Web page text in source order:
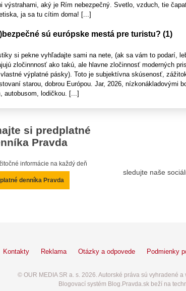
výstrahami, aký je Rím nebezpečný. Svetlo, vzduch, tie
ja sa tu cítim doma! [...]
sú európske mestá pre turistu? (1)
si pekne vyhľadajte sami na nete, (ak sa vám to podarí,
zločinnnosť ako takú, ale hlavne zločinnosť moderných
výplatné pásky). Toto je subjektívna skúsenosť,
starou, dobrou Európou. Jar, 2026, nízkonákladovými
autobusom, lodičkou. [...]
si predplatné
Pravda
informácie na každý deň
denníka Pravda
sledujte naše
Kontakty Reklama Otázky a odpovede Podmienky
© OUR MEDIA SR a. s. 2026. Autorské práva sú vyhradené
Blogovací systém Blog.Pravda.sk beží na